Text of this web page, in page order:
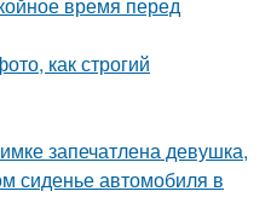
как строгий
запечатлена девушка,
сиденье автомобиля в